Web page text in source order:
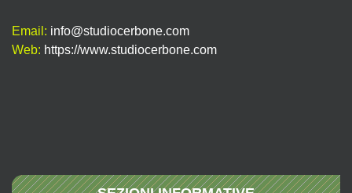
Email: info@studiocerbone.com
Web: https://www.studiocerbone.com